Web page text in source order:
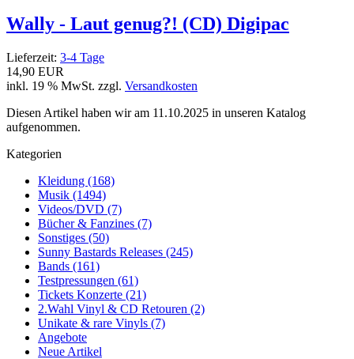
Wally - Laut genug?! (CD) Digipac
Lieferzeit: 3-4 Tage
14,90 EUR
inkl. 19 % MwSt. zzgl. Versandkosten
Diesen Artikel haben wir am 11.10.2025 in unseren Katalog
aufgenommen.
Kategorien
Kleidung (168)
Musik (1494)
Videos/DVD (7)
Bücher & Fanzines (7)
Sonstiges (50)
Sunny Bastards Releases (245)
Bands (161)
Testpressungen (61)
Tickets Konzerte (21)
2.Wahl Vinyl & CD Retouren (2)
Unikate & rare Vinyls (7)
Angebote
Neue Artikel